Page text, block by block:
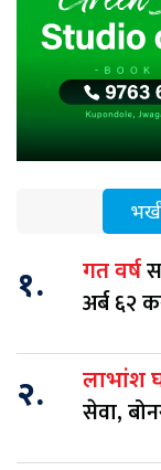
१. गत वर्ष
अर्ब ६२
२. लाभांश
सेवा,